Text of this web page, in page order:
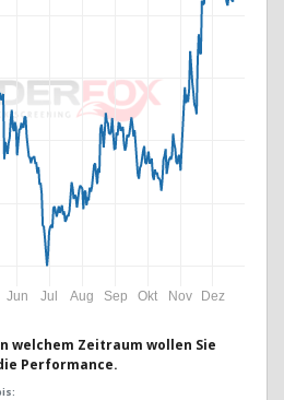
Jun Jul Aug Sep Okt Nov Dez
welchem Zeitraum wollen Sie
Performance.